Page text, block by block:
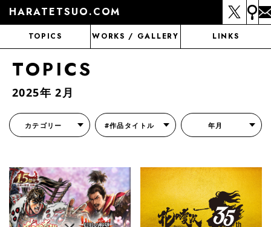
HARATETSUO.COM
TOPICS WORKS / GALLERY LINKS
TOPICS
2025年 2月
カテゴリー #作品タイトル 年月